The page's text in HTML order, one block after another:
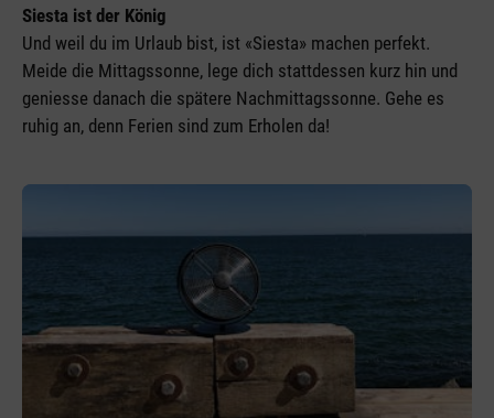
Siesta ist der König
Und weil du im Urlaub bist, ist «Siesta» machen perfekt.
Meide die Mittagssonne, lege dich stattdessen kurz hin und
geniesse danach die spätere Nachmittagssonne. Gehe es
ruhig an, denn Ferien sind zum Erholen da!